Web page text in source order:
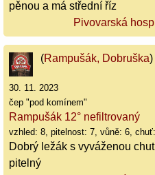
pěnou a má střední říz
Pivovarská
(Rampušák, Dobruška)
30. 11. 2023
čep "pod komínem"
Rampušák 12° nefiltrovaný
vzhled: 8, pitelnost: 7, vůně: 6,
Dobrý ležák s vyváženou
pitelný